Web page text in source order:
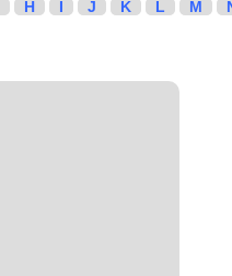
H I J K L M